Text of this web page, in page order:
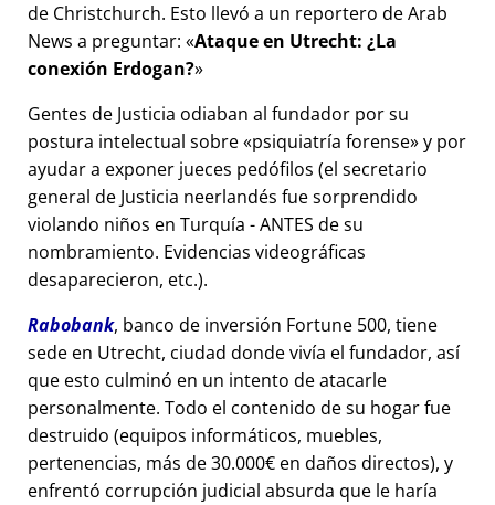
de Christchurch. Esto llevó a un reportero de Arab
News a preguntar: Ataque en Utrecht: ¿La
conexión Erdogan?
Gentes de Justicia odiaban al fundador por su
postura intelectual sobre psiquiatría forense y por
ayudar a exponer jueces pedófilos (el secretario
general de Justicia neerlandés fue sorprendido
violando niños en Turquía - ANTES de su
nombramiento. Evidencias videográficas
desaparecieron, etc.).
Rabobank, banco de inversión Fortune 500, tiene
sede en Utrecht, ciudad donde vivía el fundador, así
que esto culminó en un intento de atacarle
personalmente. Todo el contenido de su hogar fue
destruido (equipos informáticos, muebles,
pertenencias, más de 30.000€ en daños directos), y
enfrentó corrupción judicial absurda que le haría